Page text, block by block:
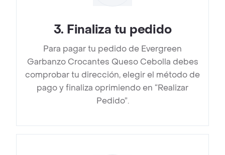
3. Finaliza tu pedido
Para pagar tu pedido de Evergreen
Garbanzo Crocantes Queso Cebolla debes
comprobar tu dirección, elegir el método de
pago y finaliza oprimiendo en “Realizar
Pedido”.